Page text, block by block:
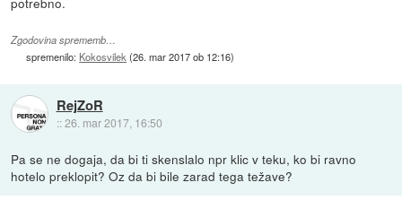
Zgodovina sprememb…
spremenilo: Kokosvilek (26. mar 2017 ob 12:16)
RejZoR
::26. mar 2017, 16:50
Pa se ne dogaja, da bi ti skenslalo npr klic v teku, ko bi ravno
hotelo preklopit? Oz da bi bile zarad tega težave?